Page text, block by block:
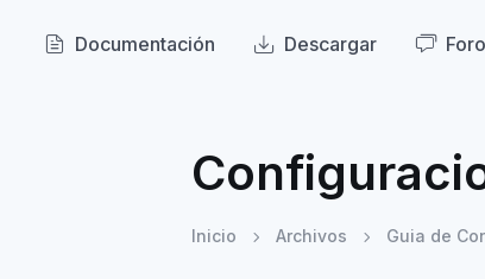
Documentación Descargar Foro
Inicio Archivos Guia de